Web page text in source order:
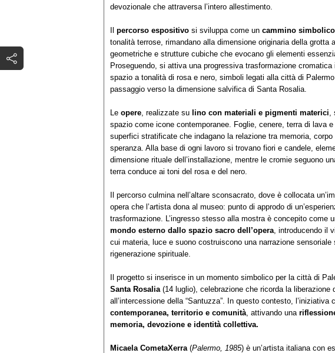
devozionale che attraversa l’intero allestimento.
Il percorso espositivo si sviluppa come un cammino simbolico
tonalità terrose, rimandano alla dimensione originaria della grotta
geometriche e strutture cubiche che evocano gli elementi
Proseguendo, si attiva una progressiva trasformazione
spazio a tonalità di rosa e nero, simboli legati alla città di
passaggio verso la dimensione salvifica di Santa Rosalia.
Le opere , realizzate su lino con materiali e pigmenti materici
spazio come icone contemporanee. Foglie, cenere, terra di lava
superfici stratificate che indagano la relazione tra memoria,
speranza. Alla base di ogni lavoro si trovano fiori e candele,
dimensione rituale dell’installazione, mentre le cromie seguono
terra conduce ai toni del rosa e del nero.
Il percorso culmina nell’altare sconsacrato, dove è collocata
opera che l’artista dona al museo: punto di approdo di
trasformazione. L’ingresso stesso alla mostra è concepito come
mondo esterno dallo spazio sacro dell’opera , introducendo il
cui materia, luce e suono costruiscono una narrazione sensoriale
rigenerazione spirituale.
Il progetto si inserisce in un momento simbolico per la città di
Santa Rosalia (14 luglio), celebrazione che ricorda la
all’intercessione della “Santuzza”. In questo contesto, l’iniziativa
contemporanea, territorio e comunità , attivando una
memoria, devozione e identità collettiva.
Micaela CometaXerra (Palermo, 1985) è un’artista italiana con